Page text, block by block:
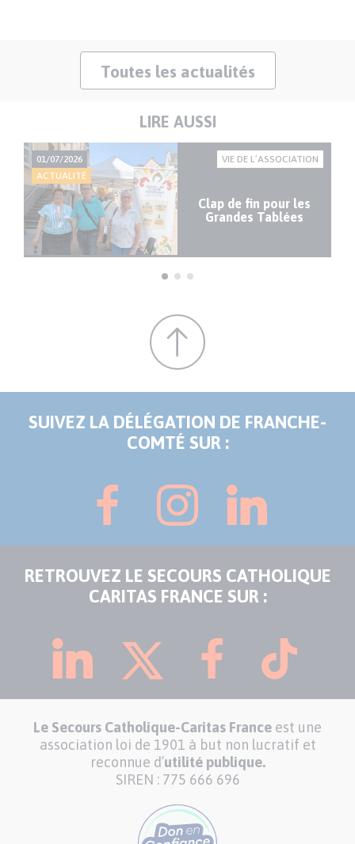
Toutes les actualités
LIRE AUSSI
01/07/2026
ACTUALITÉ
VIE DE L’ASSOCIATION
Clap de fin pour les
Grandes Tablées
SUIVEZ LA DÉLÉGATION DE FRANCHE-
COMTÉ SUR :
RETROUVEZ LE SECOURS CATHOLIQUE
CARITAS FRANCE SUR :
Le Secours Catholique-Caritas France est une
association loi de 1901 à but non lucratif et
reconnue d’utilité publique.
SIREN : 775 666 696